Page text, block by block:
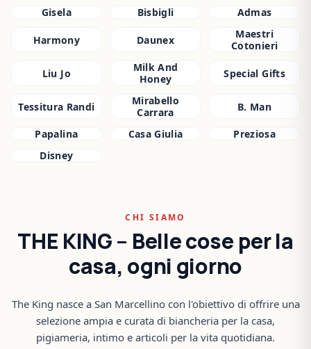
Gisela Bisbigli Admas
Harmony Daunex
Maestri
Cotonieri
Liu Jo
Milk And
Honey
Special Gifts
Tessitura Randi
Mirabello
Carrara
B. Man
Papalina Casa Giulia
Preziosa
Disney
CHI SIAMO
THE KING – Belle cose per la
casa, ogni giorno
The King nasce a San Marcellino con l'obiettivo di offrire una
selezione ampia e curata di biancheria per la casa,
pigiameria, intimo e articoli per la vita quotidiana.